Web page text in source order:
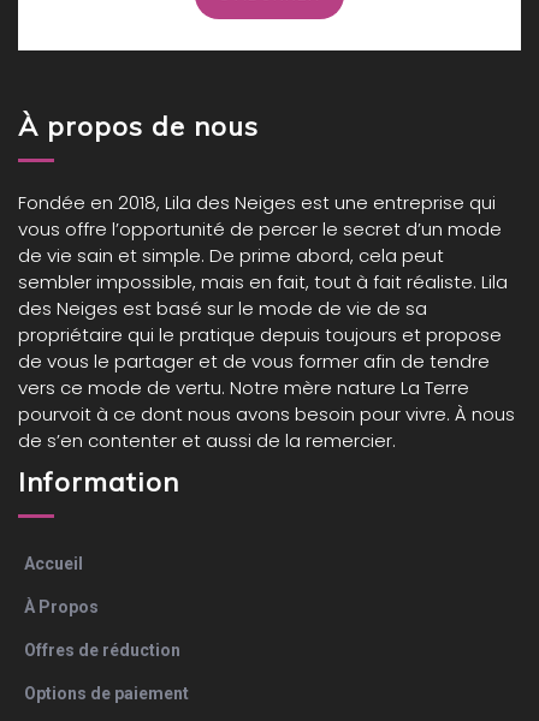
À propos de nous
Fondée en 2018, Lila des Neiges est une entreprise qui
vous offre l’opportunité de percer le secret d’un mode
de vie sain et simple. De prime abord, cela peut
sembler impossible, mais en fait, tout à fait réaliste. Lila
des Neiges est basé sur le mode de vie de sa
propriétaire qui le pratique depuis toujours et propose
de vous le partager et de vous former afin de tendre
vers ce mode de vertu. Notre mère nature La Terre
pourvoit à ce dont nous avons besoin pour vivre. À nous
de s’en contenter et aussi de la remercier.
Information
Accueil
À Propos
Offres de réduction
Options de paiement